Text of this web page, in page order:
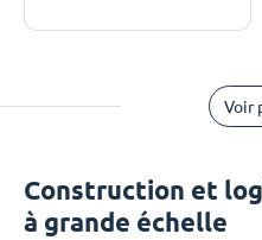
Voir
Construction et
à grande échelle